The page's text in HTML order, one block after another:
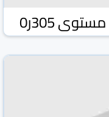
الدولار الأمريكي يستقر عند مستوى 305ر0